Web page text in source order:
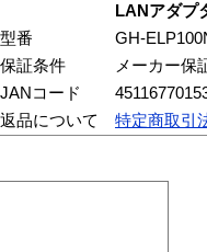
LANアダプ
型番
GH-
保証条件
メーカー保
JANコード
返品について
特定商取引